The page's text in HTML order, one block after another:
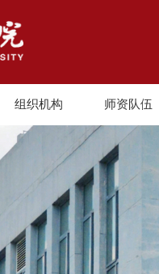
组织机构 师资队伍